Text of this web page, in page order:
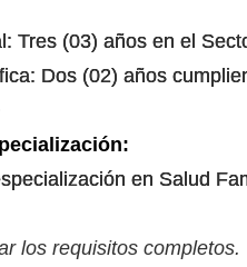
Tres (03) años en el
Dos (02) años
en Salud
los requisitos completos.